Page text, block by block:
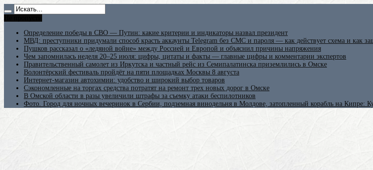
Определение победы в СВО — Путин: какие критерии и индикаторы назвал президент
МВД: преступники придумали способ красть аккаунты Telegram без СМС и пароля — как действует схема и как
Пушков рассказал о «ледяной войне» между Россией и Европой и объяснил причины напряжения
Чем запомнилась неделя 20–25 июля: цифры, цитаты и факты — главные цифры и комментарии экспертов
Правительственный самолет из Иркутска и частный рейс из Семипалатинска приземлились в Омске
Волонтёрский фестиваль пройдёт на пяти площадках Москвы 8 августа
Интернет-магазин автохимии: удобство и широкий выбор товаров
Сэкономленные на торгах средства потратят на ремонт трех новых дорог в Омске
В Омской области в разы увеличили штрафы за съемку атаки беспилотников
Фото. Город для ночных вечеринок в Сербии, подземная винодельня в Молдове, затопленный корабль на Кипре: